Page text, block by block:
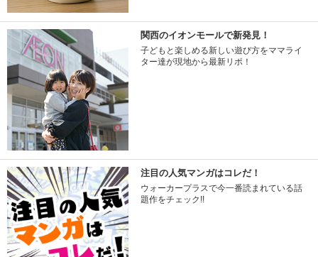
関西のイオンモールで新発見！
子どもと楽しめる新しい遊び方をママライ
ター達が現地から最新リポ！
注目の人気マンガはコレだ！
ウォーカープラスで今一番読まれている話
題作をチェック!!